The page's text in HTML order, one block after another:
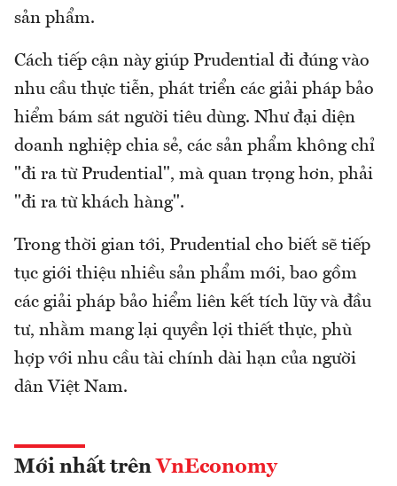
sản phẩm.
Cách tiếp cận này giúp Prudential đi đúng vào
nhu cầu thực tiễn, phát triển các giải pháp bảo
hiểm bám sát người tiêu dùng. Như đại diện
doanh nghiệp chia sẻ, các sản phẩm không chỉ
"đi ra từ Prudential", mà quan trọng hơn, phải
"đi ra từ khách hàng".
Trong thời gian tới, Prudential cho biết sẽ tiếp
tục giới thiệu nhiều sản phẩm mới, bao gồm
các giải pháp bảo hiểm liên kết tích lũy và đầu
tư, nhằm mang lại quyền lợi thiết thực, phù
hợp với nhu cầu tài chính dài hạn của người
dân Việt Nam.
Mới nhất trên VnEconomy